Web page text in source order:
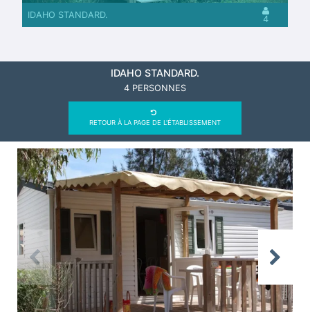
IDAHO STANDARD. 4
IDAHO STANDARD.
4 PERSONNES
RETOUR À LA PAGE DE L'ÉTABLISSEMENT
Previous Next